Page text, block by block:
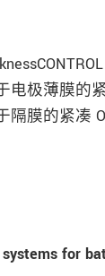
电极薄膜的
隔膜的紧凑
systems for